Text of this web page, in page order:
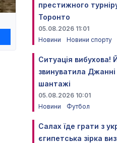
престижного
Торонто
05.08.2026 11:01
Новини
Новини спорту
Ситуація вибухова!
звинуватила Джанні
шантажі
05.08.2026 10:01
Новини
Футбол
Салах їде грати з
єгипетська зірка